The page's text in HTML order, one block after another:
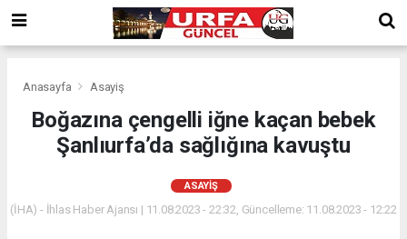
Anasayfa Asayiş
Boğazına çengelli iğne kaçan bebek
Şanlıurfa’da sağlığına kavuştu
ASAYIŞ
(İHA) - İhlas Haber Ajansı | 11.08.2023 - 22:32, Güncelleme: 11.08.2023 - 12:22